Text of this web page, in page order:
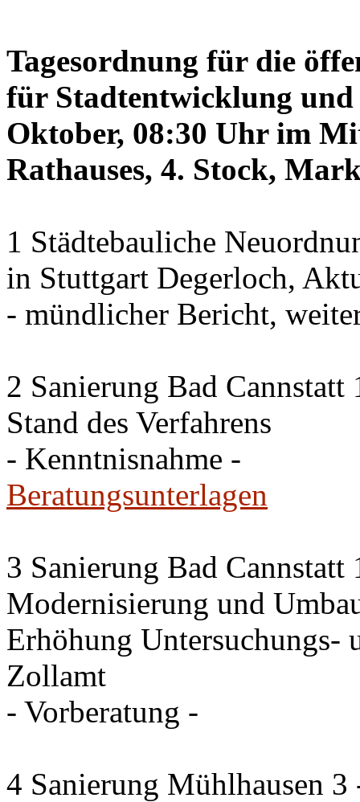
Tagesordnung für die
für Stadtentwicklung und
Oktober, 08:30 Uhr im
Rathauses, 4. Stock,
1 Städtebauliche
in Stuttgart Degerloch,
- mündlicher Bericht,
2 Sanierung Bad
Stand des Verfahrens
- Kenntnisnahme -
Beratungsunterlagen
3 Sanierung Bad
Modernisierung und
Erhöhung Untersuchungs-
Zollamt
- Vorberatung -
4 Sanierung Mühlhausen 3